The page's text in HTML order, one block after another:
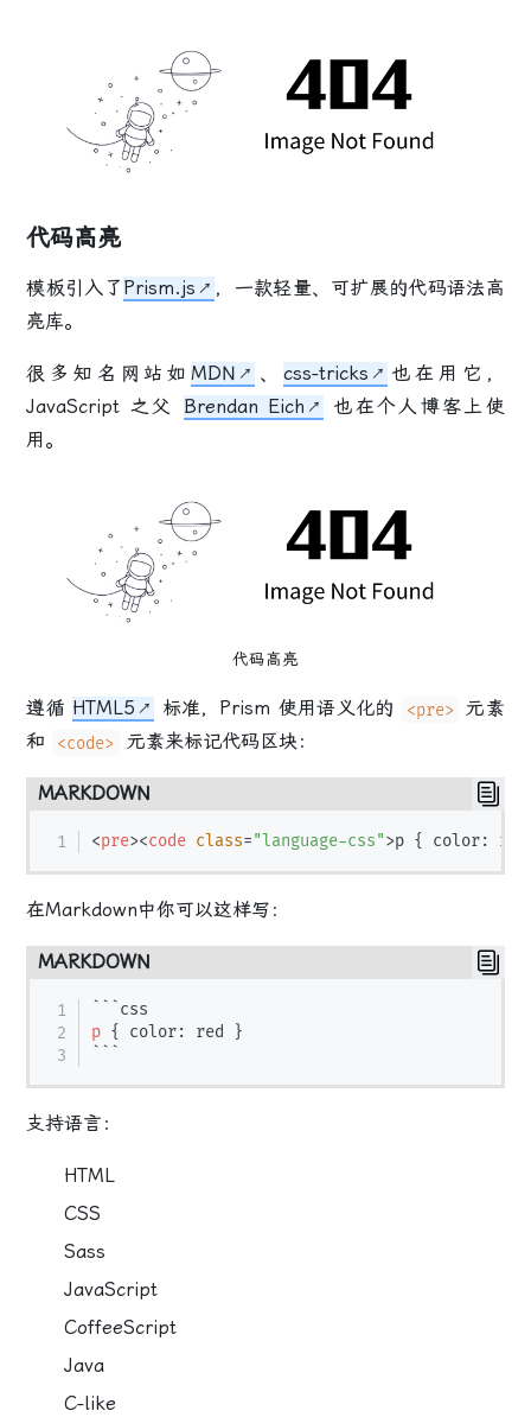
代码高亮
模板引入了 Prism.js
，一款轻量、可扩展的代码语法高
亮库。
很多知名网站如 MDN 、 css-tricks
也在用它，
JavaScript 之父 Brendan Eich
也在个人博客上使
用。
代码高亮
遵循 HTML5 标准，Prism 使用语义化的 <pre>
元素
和
<code> 元素来标记代码区块：
MARKDOWN
<pre><code class="language-css">p { color:
在Markdown中你可以这样写：
MARKDOWN
```css
p { color: red
}
```
支持语言：
HTML
CSS
Sass
JavaScript
CoffeeScript
Java
C-like